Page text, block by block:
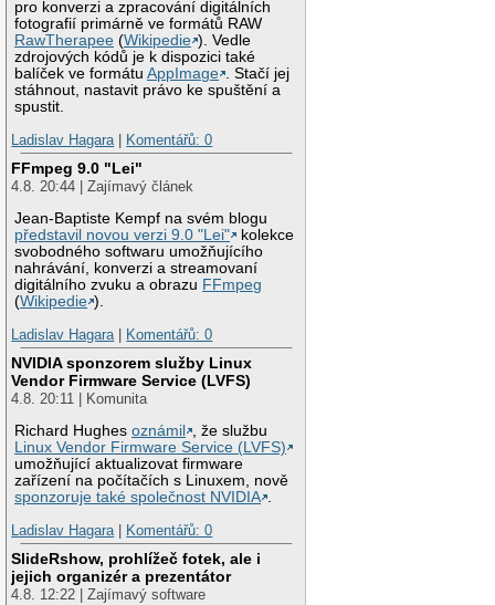
pro konverzi a zpracování digitálních
fotografií primárně ve formátů RAW
RawTherapee (Wikipedie ). Vedle
zdrojových kódů je k dispozici také
balíček ve formátuAppImage . Stačí jej
stáhnout, nastavit právo ke spuštění a
spustit.
Ladislav Hagara
Komentářů: 0
FFmpeg 9.0 "Lei"
4.8. 20:44 | Zajímavý článek
Jean-Baptiste Kempf na svém blogu
představil novou verzi 9.0 "Lei"
kolekce
svobodného softwaru umožňujícího
nahrávání, konverzi a streamovaní
digitálního zvuku a obrazu FFmpeg
(Wikipedie ).
Ladislav Hagara
Komentářů: 0
NVIDIA sponzorem služby Linux
Vendor Firmware Service (LVFS)
4.8. 20:11 | Komunita
Richard Hughesoznámil
, že službu
Linux Vendor Firmware Service (LVFS)
umožňující aktualizovat firmware
zařízení na počítačích s Linuxem, nově
sponzoruje také společnost NVIDIA .
Ladislav Hagara | Komentářů: 0
SlideRshow, prohlížeč fotek, ale i
jejich organizér a prezentátor
4.8. 12:22 | Zajímavý software